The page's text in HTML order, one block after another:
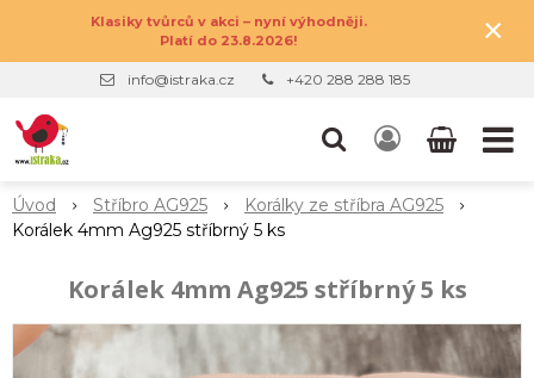
Klasiky tvůrců v akci – nyní výhodněji.
Platí do 23.8.2026!
×
info@istraka.cz +420 288 288 185
Úvod Stříbro AG925
Korálky ze stříbra AG925
Korálek 4mm Ag925 stříbrný 5 ks
Korálek 4mm Ag925 stříbrný 5 ks